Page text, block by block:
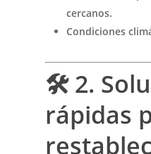
cercanos.
Condiciones
🛠2.
rápidas